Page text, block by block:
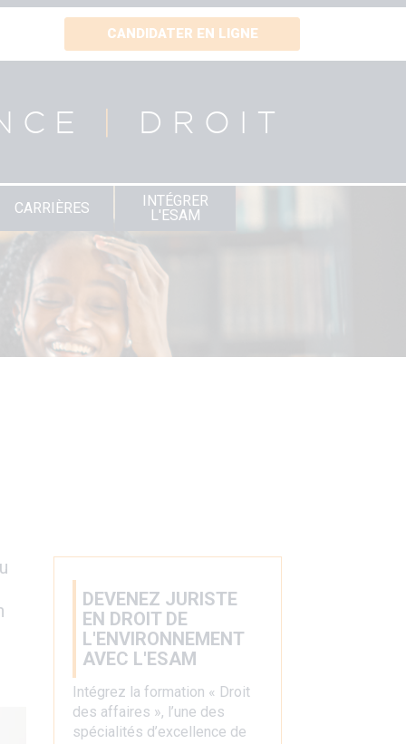
CANDIDATER EN LIGNE
DROIT
CARRIÈRES
INTÉGRER
L'ESAM
DEVENEZ JURISTE
EN DROIT DE
L'ENVIRONNEMENT
AVEC L'ESAM
Intégrez la formation « Droit
des affaires », l’une des
spécialités d’excellence de